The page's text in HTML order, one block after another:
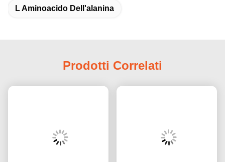
L Aminoacido Dell'alanina
Prodotti Correlati